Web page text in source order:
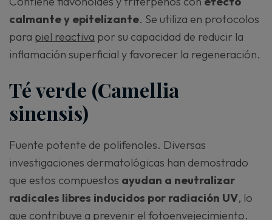
calmante y epitelizante. Se utiliza en protocolos
para piel reactiva por su capacidad de reducir la
inflamación superficial y favorecer la regeneración.
Té verde (Camellia
sinensis)
Fuente potente de polifenoles. Diversas
investigaciones dermatológicas han demostrado
que estos compuestos ayudan a neutralizar
radicales libres inducidos por radiación UV, lo
que contribuye a prevenir el fotoenvejecimiento.